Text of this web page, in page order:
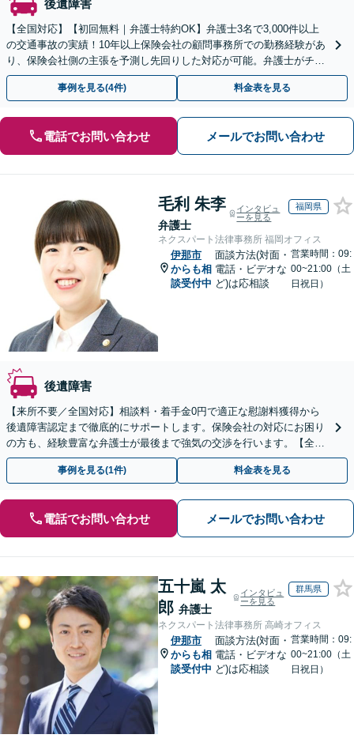
後遺障害
【全国対応】【初回無料｜弁護士特約OK】弁護士3名で3,000件以上
の交通事故の実績！10年以上保険会社の顧問事務所での勤務経験があ
り、保険会社側の主張を予測し先回りした対応が可能。弁護士がチー
ムとなり示談交渉、休業損害、後遺障害等に対応。
事例を見る(4件) 料金表を見る
電話でお問い合わせ メールでお問い合わせ
毛利 朱李
弁護士
インタビュ
ーを見る
福岡県
ネクスパート法律事務所 福岡オフィス
伊那市
からも相
談受付中
面談方法(対面・
電話・ビデオな
ど)は応相談
営業時間：09:
00~21:00（土
日祝日）
後遺障害
【来所不要／全国対応】相談料・着手金0円で適正な慰謝料獲得から
後遺障害認定まで徹底的にサポートします。保険会社の対応にお困り
の方も、経験豊富な弁護士が最後まで強気の交渉を行います。【全国
13拠点】お気軽にご相談ください。
事例を見る(1件) 料金表を見る
電話でお問い合わせ メールでお問い合わせ
五十嵐 太
郎 弁護士
インタビュ
ーを見る
群馬県
ネクスパート法律事務所 高崎オフィス
伊那市
からも相
談受付中
面談方法(対面・
電話・ビデオな
ど)は応相談
営業時間：09:
00~21:00（土
日祝日）